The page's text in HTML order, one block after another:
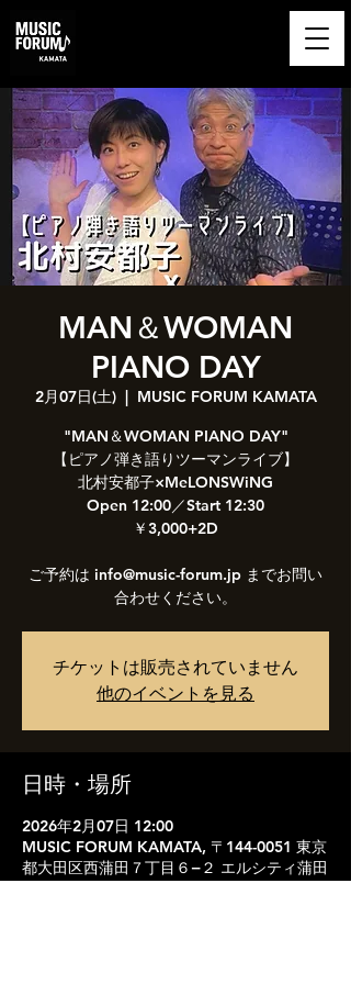
MAN＆WOMAN
PIANO DAY
2月07日(土)
  |
MUSIC FORUM KAMATA
"MAN＆WOMAN PIANO DAY"
【ピアノ弾き語りツーマンライブ】
北村安都子×MeLONSWiNG
Open 12:00／Start 12:30
￥3,000+2D
ご予約は info@music-forum.jp までお問い
合わせください。
チケットは販売されていません
他のイベントを見る
日時・場所
2026年2月07日 12:00
MUSIC FORUM KAMATA, 〒144-0051 東京
都大田区西蒲田７丁目６−２ エルシティ蒲田